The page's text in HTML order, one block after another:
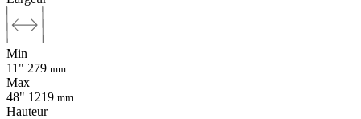
Min
11" 279 mm
Max
48" 1219 mm
Hauteur